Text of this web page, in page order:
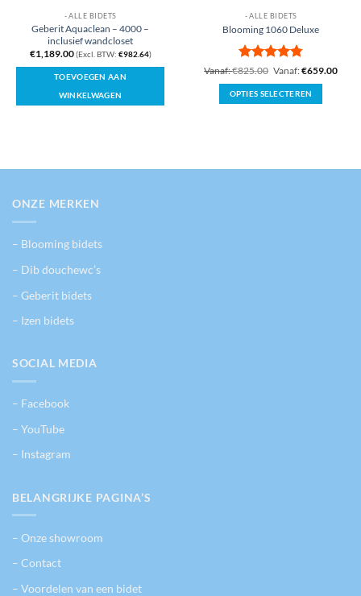
- ALLE BIDETS
Geberit Aquaclean – 4000 –
inclusief wandcloset
€1,189.00 (Excl. BTW: €982.64)
TOEVOEGEN AAN
WINKELWAGEN
- ALLE BIDETS
Blooming 1060 Deluxe
Gewaardeerd
4.78uit 5
Vanaf:€825.00 Vanaf:€659.00
OPTIES SELECTEREN
variaties.
ONZE MERKEN
– Blooming bidets
– Dib douchewc’s
– Geberit bidets
– Izen bidets
SOCIAL MEDIA
– Facebook
– YouTube
– Instagram
BELANGRIJKE PAGINA’S
– Onze showroom
– Contact
– Voordelen van een bidet